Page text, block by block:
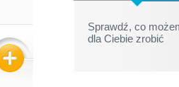
Sprawdź, co
dla Ciebie zrobić